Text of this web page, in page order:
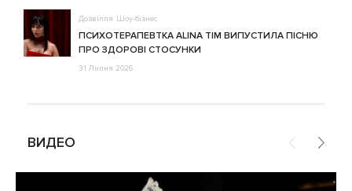
Дозвілля Шоу-бізнес
ПСИХОТЕРАПЕВТКА ALINA TIM ВИПУСТИЛА ПІСНЮ
ПРО ЗДОРОВІ СТОСУНКИ
31 Липня 2026
ВИДЕО